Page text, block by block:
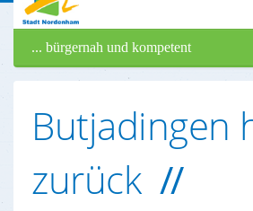
... bürgernah und kompetent
Butjadingen
zurück